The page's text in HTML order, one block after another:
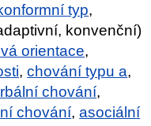
typ,
konvenční)
orientace,
,chování typu a,
chování,
chování,asociální